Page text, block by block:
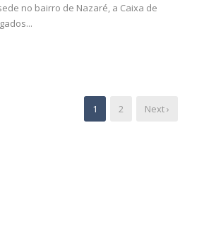
no bairro de Nazaré, a Caixa de
1 2 Next ›